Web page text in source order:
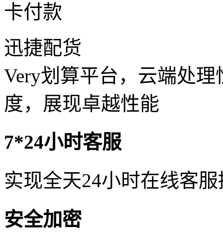
卡付款
迅捷配货
Very划算平台，云端处
度，展现卓越性能
7*24小时客服
实现全天24小时在线客
安全加密